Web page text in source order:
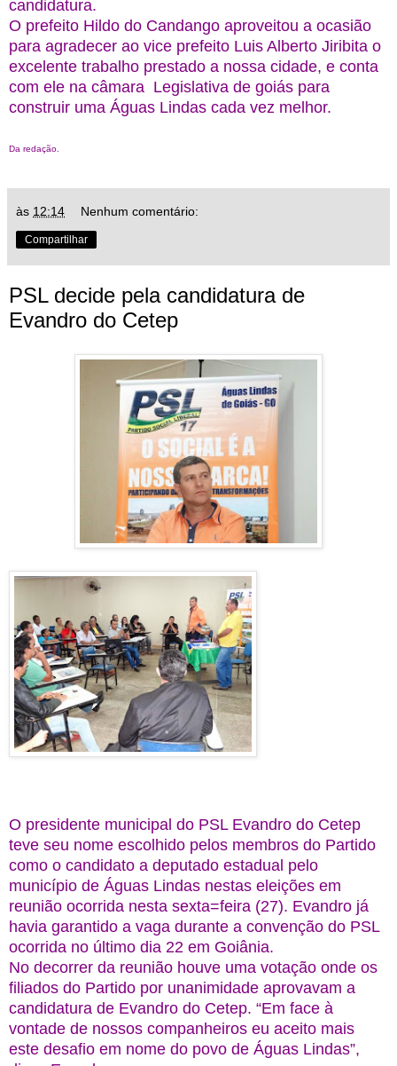
candidatura.
O prefeito Hildo do Candango aproveitou a ocasião
para agradecer ao vice prefeito Luis Alberto Jiribita o
excelente trabalho prestado a nossa cidade, e conta
com ele na câmara Legislativa de goiás para
construir uma Águas Lindas cada vez melhor.
Da redação.
às 12:14 Nenhum comentário:
Compartilhar
PSL decide pela candidatura de
Evandro do Cetep
O presidente municipal do PSL Evandro do Cetep
teve seu nome escolhido pelos membros do Partido
como o candidato a deputado estadual pelo
município de Águas Lindas nestas eleições em
reunião ocorrida nesta sexta=feira (27). Evandro já
havia garantido a vaga durante a convenção do PSL
ocorrida no último dia 22 em Goiânia.
No decorrer da reunião houve uma votação onde os
filiados do Partido por unanimidade aprovavam a
candidatura de Evandro do Cetep. “Em face à
vontade de nossos companheiros eu aceito mais
este desafio em nome do povo de Águas Lindas”,